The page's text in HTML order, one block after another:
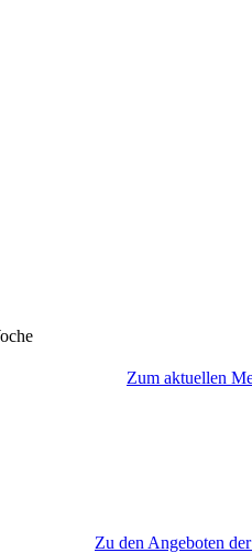
Zum aktuellen
Zu den Angeboten